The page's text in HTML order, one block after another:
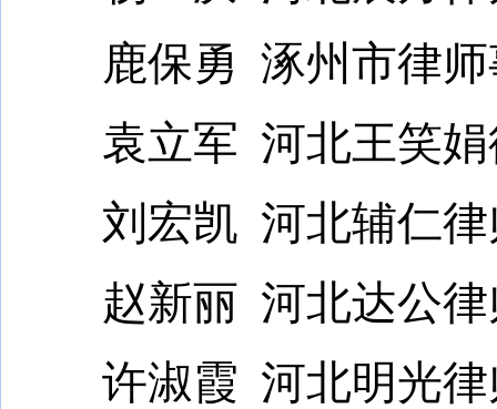
鹿保勇 涿州市律师
袁立军 河北王笑娟
刘宏凯 河北辅仁律
赵新丽 河北达公律
许淑霞 河北明光律